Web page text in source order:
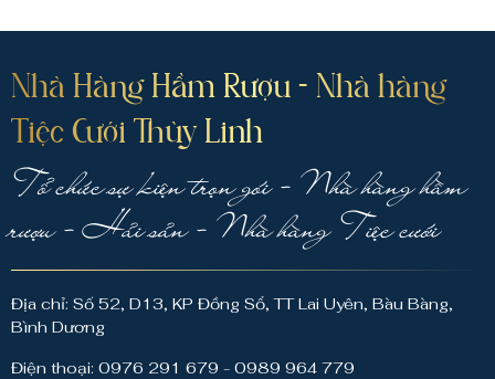
Nhà Hàng Hầm Rượu - Nhà hàng
Tiệc Cưới Thùy Linh
Tổ chức sự kiện trọn gói - Nhà hàng hầm
rượu - Hải sản - Nhà hàng Tiệc cưới
Địa chỉ: Số 52, D13, KP Đồng Sổ, TT Lai Uyên, Bàu Bàng,
Bình Dương
Điện thoại: 0976 291 679 - 0989 964 779